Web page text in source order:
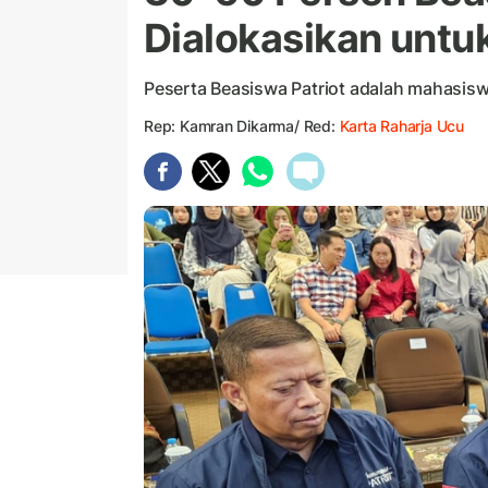
Dialokasikan
Peserta Beasiswa Patriot adalah
Rep: Kamran Dikarma/ Red: Karta Raharja Ucu